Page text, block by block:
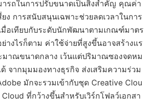
รถในการปรับขนาดเป็นสิ่งสำคัญ คุณค่า
ง การสนับสนุนเฉพาะช่วยลดเวลาในการ
มื่อเทียบกับระดับนักพัฒนาตามเกณฑ์มาตร
างไรก็ตาม ค่าใช้จ่ายที่สูงขึ้นอาจสร้างแร
มาณขนาดกลาง เว้นแต่ปริมาณซองจดหม
จากมุมมองทางธุรกิจ ส่งเสริมความร่วม
มักจะรวมเข้ากับชุด Creative Clou
ที่กว้างขึ้นสำหรับเวิร์กโฟลว์เอกสา